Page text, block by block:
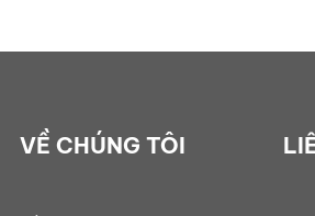
VỀ CHÚNG TÔI